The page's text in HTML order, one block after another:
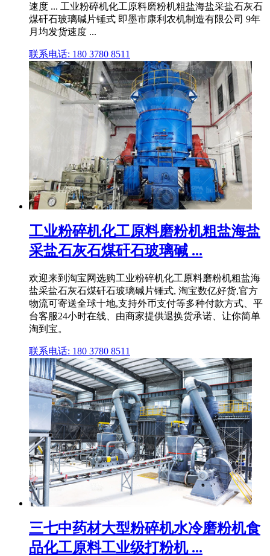
速度 ... 工业粉碎机化工原料磨粉机粗盐海盐采盐石灰石
煤矸石玻璃碱片锤式 即墨市康利农机制造有限公司 9年
月均发货速度 ...
联系电话: 180 3780 8511
工业粉碎机化工原料磨粉机粗盐海盐
采盐石灰石煤矸石玻璃碱 ...
欢迎来到淘宝网选购工业粉碎机化工原料磨粉机粗盐海
盐采盐石灰石煤矸石玻璃碱片锤式, 淘宝数亿好货,官方
物流可寄送全球十地,支持外币支付等多种付款方式、平
台客服24小时在线、由商家提供退换货承诺、让你简单
淘到宝。
联系电话: 180 3780 8511
三七中药材大型粉碎机水冷磨粉机食
品化工原料工业级打粉机 ...